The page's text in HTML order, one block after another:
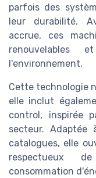
parfois des
leur durabilité.
accrue, ces
renouvelables
l'environnement.
Cette technologie
elle inclut
control, inspirée
secteur. Adaptée
catalogues, elle
respectueux
consommation